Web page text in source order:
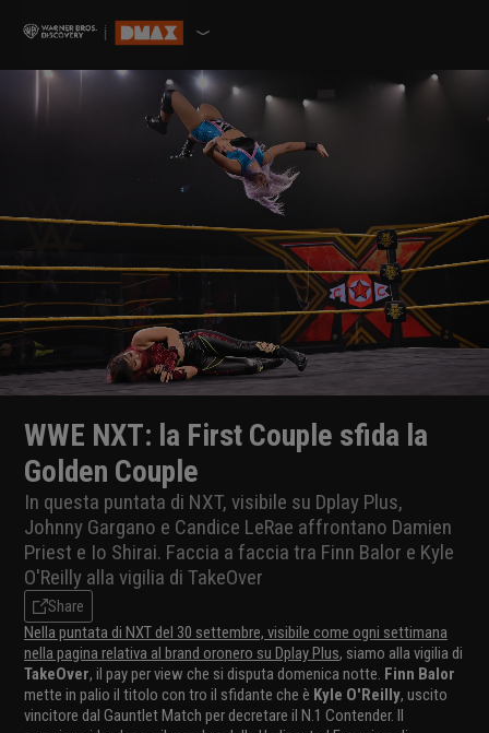
WWE NXT: la First Couple sfida la
Golden Couple
In questa puntata di NXT, visibile su Dplay Plus,
Johnny Gargano e Candice LeRae affrontano Damien
Priest e Io Shirai. Faccia a faccia tra Finn Balor e Kyle
O'Reilly alla vigilia di TakeOver
Share
Nella puntata di NXT del 30 settembre, visibile come ogni settimana
nella pagina relativa al brand oronero su Dplay Plus, siamo alla vigilia di
TakeOver, il pay per view che si disputa domenica notte. Finn Balor
mette in palio il titolo con tro il sfidante che è Kyle O'Reilly, uscito
vincitore dal Gauntlet Match per decretare il N.1 Contender. Il